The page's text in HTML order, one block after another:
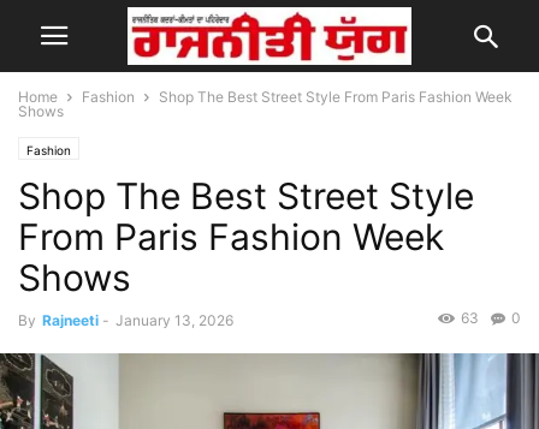
Home Fashion
Shop The Best Street Style From Paris Fashion Week
Shows
Fashion
Shop The Best Street Style
From Paris Fashion Week
Shows
By Rajneeti - January 13, 2026 0
63